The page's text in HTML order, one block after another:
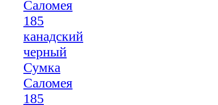
Сумка
Саломея
185